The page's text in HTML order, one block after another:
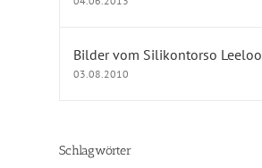
Bilder vom Silikontorso Leeloo
03.08.2010
Schlagwörter